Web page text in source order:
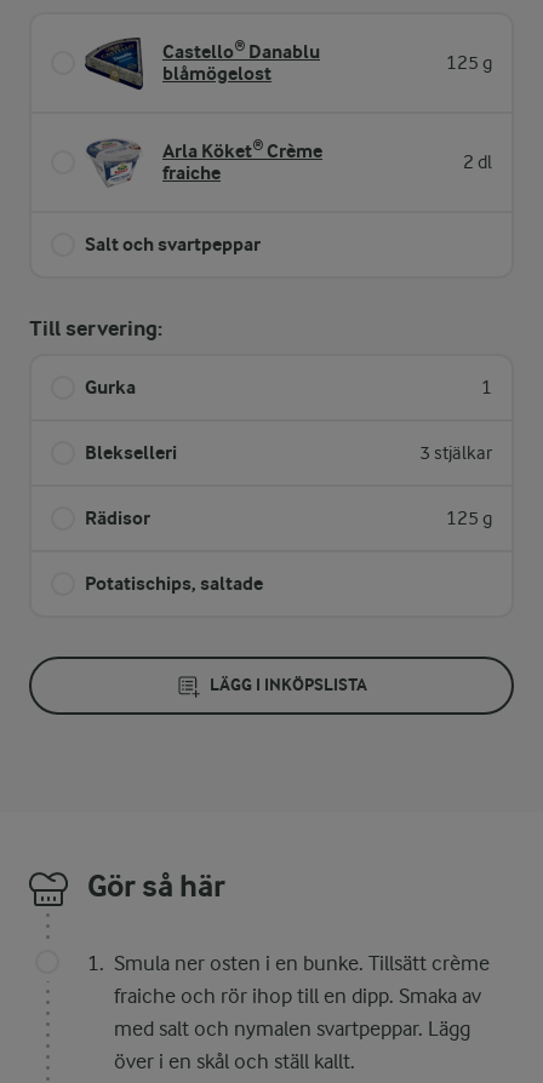
Castello® Danablu
blåmögelost
125 g
Arla Köket® Crème
fraiche
2 dl
Salt och svartpeppar
Till servering:
Gurka 1
Blekselleri 3 stjälkar
Rädisor 125 g
Potatischips, saltade
LÄGG I INKÖPSLISTA
Gör så här
Smula ner osten i en bunke. Tillsätt crème
fraiche och rör ihop till en dipp. Smaka av
med salt och nymalen svartpeppar. Lägg
över i en skål och ställ kallt.